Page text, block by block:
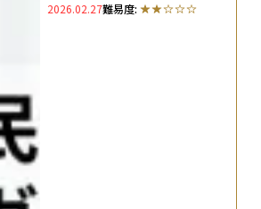
順を解説
2026.02.27難易度: